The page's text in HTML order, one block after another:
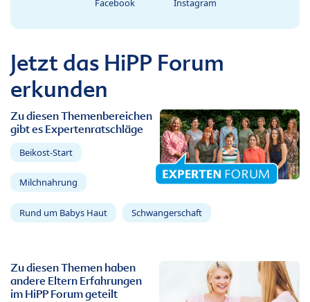
Facebook Instagram
Jetzt das HiPP Forum
erkunden
Zu diesen Themenbereichen
gibt es Expertenratschläge
Beikost-Start
Milchnahrung
Rund um Babys Haut Schwangerschaft
Zu diesen Themen haben
andere Eltern Erfahrungen
im HiPP Forum geteilt